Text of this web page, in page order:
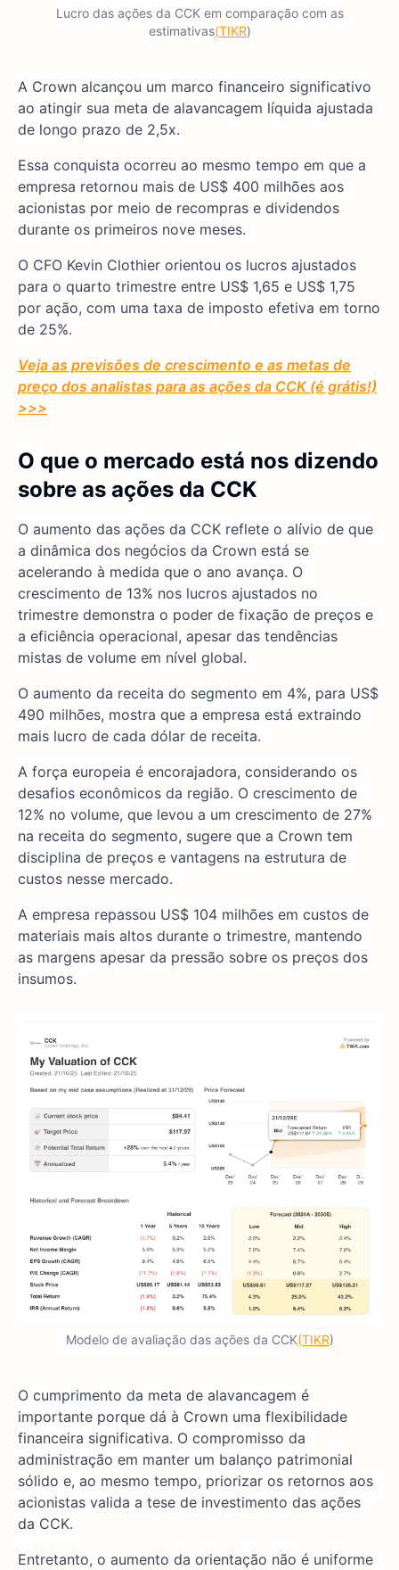
Lucro das ações da CCK em comparação com as
estimativas(TIKR)
A Crown alcançou um marco financeiro significativo
ao atingir sua meta de alavancagem líquida ajustada
de longo prazo de 2,5x.
Essa conquista ocorreu ao mesmo tempo em que a
empresa retornou mais de US$ 400 milhões aos
acionistas por meio de recompras e dividendos
durante os primeiros nove meses.
O CFO Kevin Clothier orientou os lucros ajustados
para o quarto trimestre entre US$ 1,65 e US$ 1,75
por ação, com uma taxa de imposto efetiva em torno
de 25%.
Veja as previsões de crescimento e as metas de
preço dos analistas para as ações da CCK (é grátis!)
>>>
O que o mercado está nos dizendo
sobre as ações da CCK
O aumento das ações da CCK reflete o alívio de que
a dinâmica dos negócios da Crown está se
acelerando à medida que o ano avança. O
crescimento de 13% nos lucros ajustados no
trimestre demonstra o poder de fixação de preços e
a eficiência operacional, apesar das tendências
mistas de volume em nível global.
O aumento da receita do segmento em 4%, para US$
490 milhões, mostra que a empresa está extraindo
mais lucro de cada dólar de receita.
A força europeia é encorajadora, considerando os
desafios econômicos da região. O crescimento de
12% no volume, que levou a um crescimento de 27%
na receita do segmento, sugere que a Crown tem
disciplina de preços e vantagens na estrutura de
custos nesse mercado.
A empresa repassou US$ 104 milhões em custos de
materiais mais altos durante o trimestre, mantendo
as margens apesar da pressão sobre os preços dos
insumos.
Modelo de avaliação das ações da CCK(TIKR)
O cumprimento da meta de alavancagem é
importante porque dá à Crown uma flexibilidade
financeira significativa. O compromisso da
administração em manter um balanço patrimonial
sólido e, ao mesmo tempo, priorizar os retornos aos
acionistas valida a tese de investimento das ações
da CCK.
Entretanto, o aumento da orientação não é uniforme